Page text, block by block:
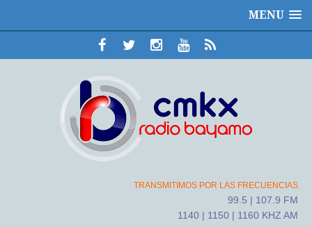
MENU
TRANSMITIMOS POR LAS FRECUENCIAS
99.5 | 107.9 FM
1140 | 1150 | 1160 KHZ AM